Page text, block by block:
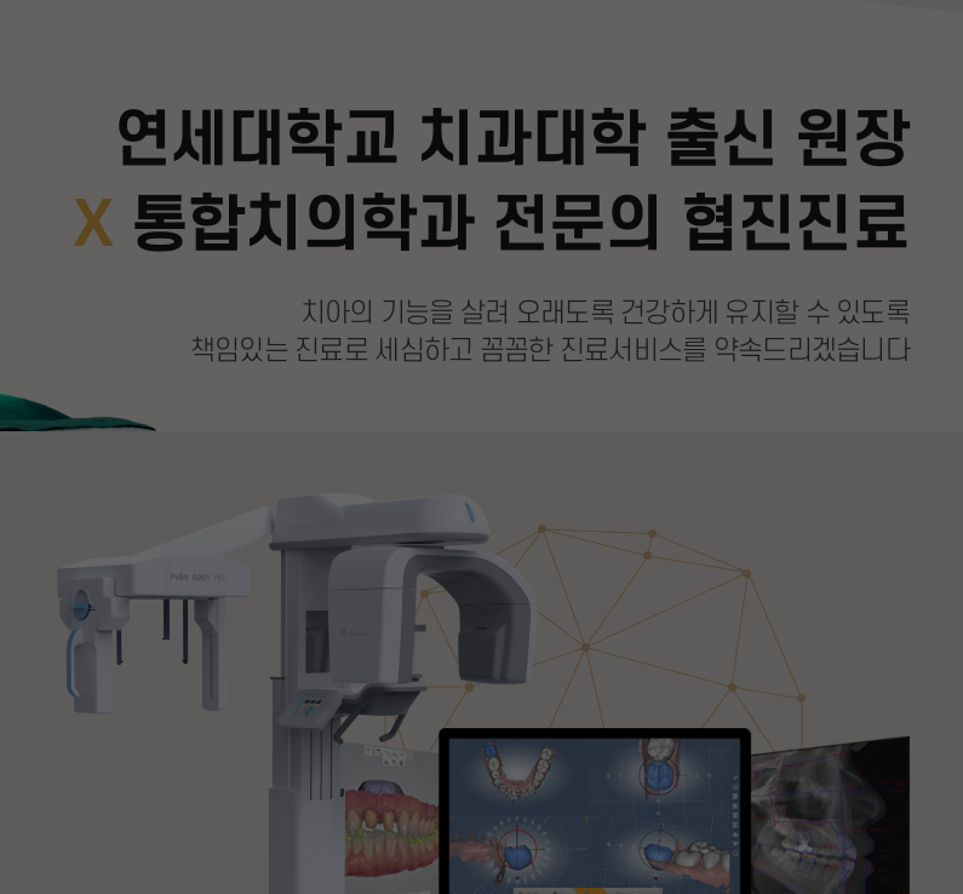
연세대학교 치과대학 출신 원장
X 통합치의학과 전문의 협진진료
치아의 기능을 살려 오래도록 건강하게 유지할 수 있도록
책임있는 진료로 세심하고 꼼꼼한 진료서비스를 약속드리겠습니다